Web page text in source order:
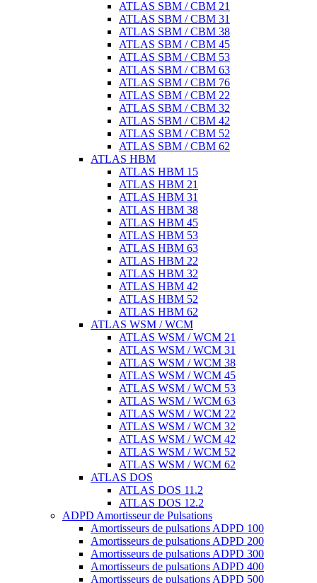
ATLAS SBM / CBM 21
ATLAS SBM / CBM 31
ATLAS SBM / CBM 38
ATLAS SBM / CBM 45
ATLAS SBM / CBM 53
ATLAS SBM / CBM 63
ATLAS SBM / CBM 76
ATLAS SBM / CBM 22
ATLAS SBM / CBM 32
ATLAS SBM / CBM 42
ATLAS SBM / CBM 52
ATLAS SBM / CBM 62
ATLAS HBM
ATLAS HBM 15
ATLAS HBM 21
ATLAS HBM 31
ATLAS HBM 38
ATLAS HBM 45
ATLAS HBM 53
ATLAS HBM 63
ATLAS HBM 22
ATLAS HBM 32
ATLAS HBM 42
ATLAS HBM 52
ATLAS HBM 62
ATLAS WSM / WCM
ATLAS WSM / WCM 21
ATLAS WSM / WCM 31
ATLAS WSM / WCM 38
ATLAS WSM / WCM 45
ATLAS WSM / WCM 53
ATLAS WSM / WCM 63
ATLAS WSM / WCM 22
ATLAS WSM / WCM 32
ATLAS WSM / WCM 42
ATLAS WSM / WCM 52
ATLAS WSM / WCM 62
ATLAS DOS
ATLAS DOS 11.2
ATLAS DOS 12.2
ADPD Amortisseur de Pulsations
Amortisseurs de pulsations ADPD 100
Amortisseurs de pulsations ADPD 200
Amortisseurs de pulsations ADPD 300
Amortisseurs de pulsations ADPD 400
Amortisseurs de pulsations ADPD 500